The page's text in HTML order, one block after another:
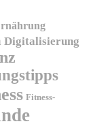
Digitalisierung
Fitness-